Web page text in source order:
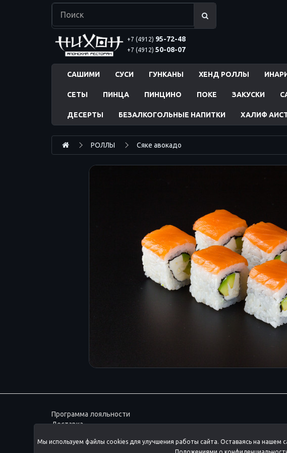
+7 (4912) 95-72-48
+7 (4912) 50-08-07
САШИМИ СУСИ ГУНКАНЫ ХЕНД РОЛЛЫ
СЕТЫ ПИНЦА ПИНЦИНО ПОКЕ ЗАКУСКИ
ДЕСЕРТЫ БЕЗАЛКОГОЛЬНЫЕ НАПИТКИ ХАЛИФ
РОЛЛЫ Сяке авокадо
Мы используем файлы cookies для улучшения работы сайта. Оставаясь на нашем
Программа лояльности
Доставка
ПОЛИТИКА ОБРАБОТКИ